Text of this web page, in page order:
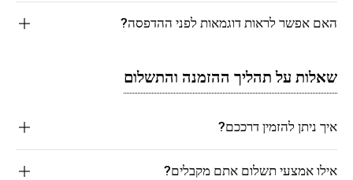
האם אפשר לראות דוגמאות לפני ההדפסה?
שאלות על תהליך ההזמנה והתשלום
איך ניתן להזמין דרככם?
אילו אמצעי תשלום אתם מקבלים?